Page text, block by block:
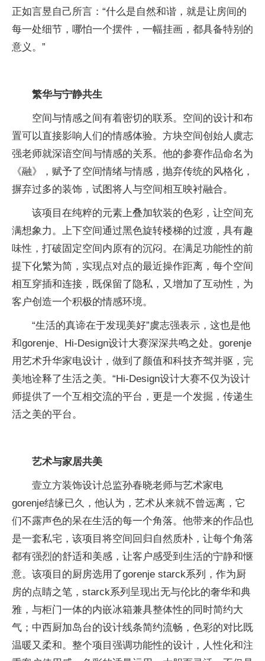
正如言昱自己所言：“什么是自然和谐，就是让房间的
每一处细节，哪怕一个摆件，一幅挂画，都具备特别的
意义。”
繁华与宁静共生
空间与情感之间有着密切的联系。空间的设计和布
置可以直接影响人们的情感体验。方块空间创始人虞志
强老师就深谙空间与情感的关系。他的参赛作品命名为
《融》，赋予了空间情绪与情感，抛弃传统的风格化，
摒弃过多的装饰，试图将人与空间相互映衬融合。
该项目在纯粹的元素上叠加软装的色彩，让空间充
满想象力。上下空间通过黑色旋转楼梯的过渡，具有趣
味性，打破固定空间内原有的沉闷。在满足功能性的前
提下化繁为简，实现点对点的最近操作距离，每个空间
相互穿插和连接，既保留了隐私，又增加了互动性，为
客户创造一个积极的情感环境。
“生活的真谛在于发现美好”虞志强表示，这也是他
和gorenje、Hi-Design设计大赛深深共鸣之处。gorenje
用艺术升华家电设计，做到了颜值和科技齐驾并驱，完
美地诠释了生活之美。“Hi-Design设计大赛不仅为设计
师提供了一个互相交流的平台，更是一个发掘，传递生
活之美的平台。
艺术与家居共美
壹立方装饰设计总监孙春晓老师与艺术家电
gorenje结缘已久，他认为，艺术从来就不曾远离，它
们不露声色的呆在生活的每一个角落。他带来的作品也
是一套私宅，该项目将空间回归自然质朴，让每个角落
都有强烈的舒适和美感，让客户感受到生活的宁静和惬
意。该项目的厨房选用了gorenje starck系列，作为厨
房的点睛之笔，starck系列呈现出无与伦比的奢华和典
雅，与柜门一体的内嵌冰箱兼具整体性的同时简约大
气；中西厨加岛台的设计线条简约流畅，色彩的对比既
温暖又柔和。整个项目强调功能性的设计，人性化和注